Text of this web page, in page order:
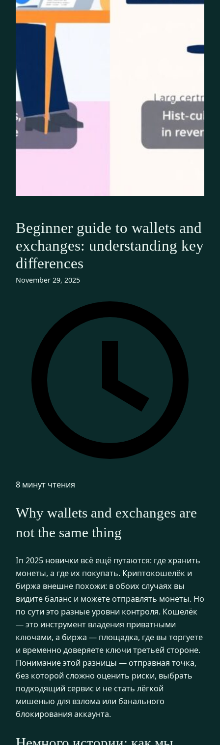
Beginner guide to wallets and
exchanges: understanding key
differences
November 29, 2025
8 минут чтения
Why wallets and exchanges are
not the same thing
In 2025 новички всё ещё путаются: где хранить
монеты, а где их покупать. Криптокошелёк и
биржа внешне похожи: в обоих случаях вы
видите баланс и можете отправлять монеты. Но
по сути это разные уровни контроля. Кошелёк
— это инструмент владения приватными
ключами, а биржа — площадка, где вы торгуете
и временно доверяете ключи третьей стороне.
Понимание этой разницы — отправная точка,
без которой сложно оценить риски, выбрать
подходящий сервис и не стать лёгкой
мишенью для взлома или банального
блокирования аккаунта.